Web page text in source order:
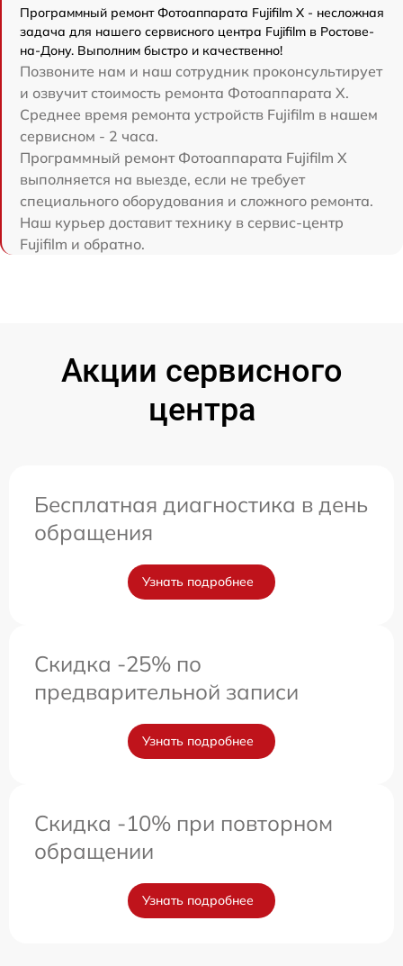
Программный ремонт Фотоаппарата Fujifilm X - несложная
задача для нашего сервисного центра Fujifilm в Ростове-
на-Дону. Выполним быстро и качественно!
Позвоните нам и наш сотрудник проконсультирует
и озвучит стоимость ремонта Фотоаппарата X.
Среднее время ремонта устройств Fujifilm в нашем
сервисном - 2 часа.
Программный ремонт Фотоаппарата Fujifilm X
выполняется на выезде, если не требует
специального оборудования и сложного ремонта.
Наш курьер доставит технику в сервис-центр
Fujifilm и обратно.
Акции сервисного
центра
Бесплатная диагностика в день
обращения
Узнать подробнее
Скидка -25% по
предварительной записи
Узнать подробнее
Скидка -10% при повторном
обращении
Узнать подробнее